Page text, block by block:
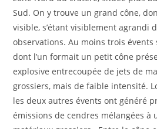
Sud. On y trouve un grand cône,
visible, s’étant visiblement agrandi
observations. Au moins trois évents
dont l’un formait un petit cône
explosive entrecoupée de jets de
grossiers, mais de faible intensité.
les deux autres évents ont généré
émissions de cendres mélangées